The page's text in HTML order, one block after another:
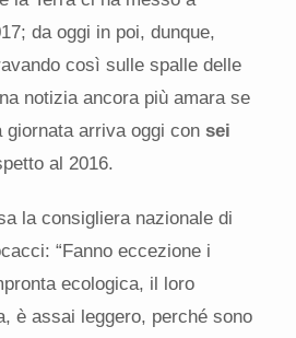
da oggi in poi, dunque,
così sulle spalle delle
notizia ancora più amara se
giornata arriva oggi con sei
al 2016.
la consigliera nazionale di
“Fanno eccezione i
ecologica, il loro
è assai leggero, perché sono